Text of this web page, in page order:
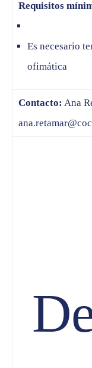
Requisitos
Es necesario
ofimática
Contacto: Ana